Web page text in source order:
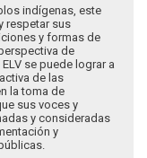
indígenas, este
respetar sus
y formas de
de
se puede lograr a
de las
la toma de
sus voces y
y consideradas
y